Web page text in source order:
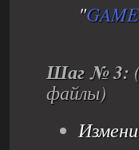
"
Шаг № 3:
файлы)